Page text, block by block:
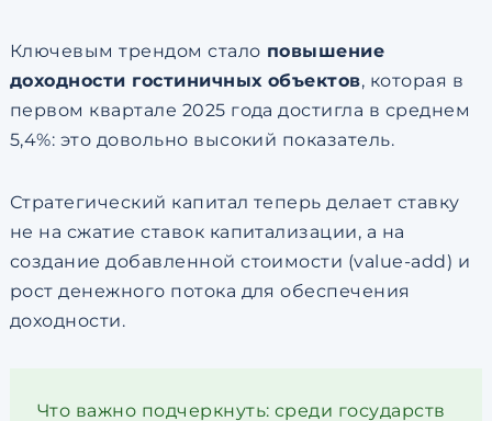
Ключевым трендом стало повышение
доходности гостиничных объектов, которая в
первом квартале 2025 года достигла в среднем
5,4%: это довольно высокий показатель.
Стратегический капитал теперь делает ставку
не на сжатие ставок капитализации, а на
создание добавленной стоимости (value-add) и
рост денежного потока для обеспечения
доходности.
Что важно подчеркнуть: среди государств